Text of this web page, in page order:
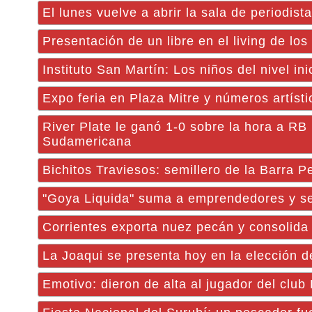
El lunes vuelve a abrir la sala de
Presentación de un libre en el living de los
Instituto San Martín: Los niños del nivel
Expo feria en Plaza Mitre y números
River Plate le ganó 1-0 sobre la hora a
Sudamericana
Bichitos Traviesos: semillero de la Barra
"Goya Liquida" suma a emprendedores y
Corrientes exporta nuez pecán y
La Joaqui se presenta hoy en la elección
Emotivo: dieron de alta al jugador del